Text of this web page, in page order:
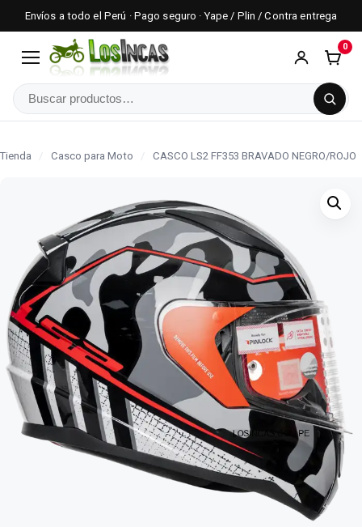
Envíos a todo el Perú · Pago seguro · Yape / Plin / Contra entrega
Menú
Buscar
0
Tienda / Casco para Moto / CASCO LS2 FF353 BRAVADO NEGRO/ROJO